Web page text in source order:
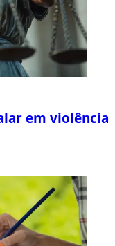
em violência